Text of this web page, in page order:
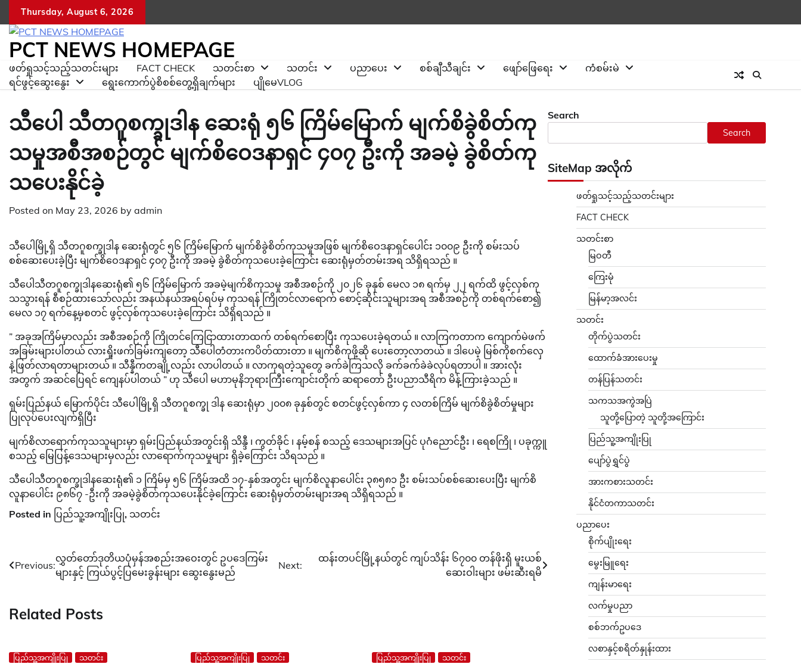
content
Thursday, August 6, 2026
PCT NEWS HOMEPAGE
ဖတ်ရှုသင့်သည့်သတင်းများ FACT CHECK သတင်းစာ သတင်း ပညာပေး စစ်ချီသီချင်း ဖျော်ဖြေရေး
ကံစမ်းမဲ
ရင်ဖွင့်ဆွေးနွေး
ရွေးကောက်ပွဲစိစစ်တွေ့ရှိချက်များ ပျိုမေVLOG
သီပေါ သီတဂူစက္ခုဒါန ဆေးရုံ ၅၆ ကြိမ်မြောက် မျက်စိခွဲစိတ်ကု
သမှုအစီအစဉ်တွင် မျက်စိဝေဒနာရှင် ၄၀၇ ဦးကို အခမဲ့ ခွဲစိတ်ကု
သပေးနိုင်ခဲ့
Posted on May 23, 2026 by admin
သီပေါမြို့ရှိ သီတဂူစက္ခုဒါန ဆေးရုံတွင် ၅၆ ကြိမ်မြောက် မျက်စိခွဲစိတ်ကုသမှုအဖြစ် မျက်စိဝေဒနာရှင်ပေါင်း ၁၀၀၉ ဦးကို စမ်းသပ်
စစ်ဆေးပေးခဲ့ပြီး မျက်စိဝေဒနာရှင် ၄၀၇ ဦးကို အခမဲ့ ခွဲစိတ်ကုသပေးခဲ့ကြောင်း ဆေးရုံမှတ်တမ်းအရ သိရှိရသည် ။
သီပေါသီတဂူစက္ခုဒါနဆေးရုံ၏ ၅၆ ကြိမ်မြောက် အခမဲ့မျက်စိကုသမှု အစီအစဉ်ကို ၂၀၂၆ ခုနှစ် မေလ ၁၈ ရက်မှ ၂၂ ရက်ထိ ဖွင့်လှစ်ကု
သသွားရန် စီစဉ်ထားသော်လည်း အနယ်နယ်အရပ်ရပ်မှ ကုသရန် ကြိုတင်လာရောက် စောင့်ဆိုင်းသူများအရ အစီအစဉ်ကို တစ်ရက်စော၍
မေလ ၁၇ ရက်နေ့မှစတင် ဖွင့်လှစ်ကုသပေးခဲ့ကြောင်း သိရှိရသည် ။
” အခုအကြိမ်မှာလည်း အစီအစဉ်ကို ကြိုတင်ကြေငြာထားတာထက် တစ်ရက်စောပြီး ကုသပေးခဲ့ရတယ် ။ လာကြကတာက ကျောက်မဲဖက်
အခြမ်းများပါတယ် လားရှိုးဖက်ခြမ်းကျတော့ သီပေါတံတားကပိတ်ထားတာ ။ မျက်စိကုဖို့ဆို ပေးတော့လာတယ် ။ ဒါပေမဲ့ မြစ်ကိုစက်လှေ
နဲ့ဖြတ်လာရတာများတယ် ။ သီန္နီကတချို့လည်း လာပါတယ် ။ လာကုရတဲ့သူတွေ ခက်ခဲကြသလို ခက်ခက်ခဲခဲလုပ်ရတာပါ ။ အားလုံး
အတွက် အဆင်ပြေရင် ကျေနပ်ပါတယ် ” ဟု သီပေါ မဟာမုနိဘုရားကြီးကျောင်းတိုက် ဆရာတော် ဦးပညာသီရိက မိန့်ကြားခဲ့သည် ။
ရှမ်းပြည်နယ် မြောက်ပိုင်း သီပေါမြို့ရှိ သီတဂူစက္ခု ဒါန ဆေးရုံမှာ ၂၀၀၈ ခုနှစ်တွင် စတင်ဖွင့်လှစ်ကာ ၄ လတစ်ကြိမ် မျက်စိခွဲစိတ်မှုများ
ပြုလုပ်ပေးလျက်ရှိပြီး
မျက်စိလာရောက်ကုသသူများမှာ ရှမ်းပြည်နယ်အတွင်းရှိ သိန္ဒီ ၊ ကွတ်ခိုင် ၊ နမ့်စန် စသည့် ဒေသများအပြင် ပုဂံညောင်ဦး ၊ ရေစကြို ၊ ပခုက္ကူ
စသည့် မြေပြန့်ဒေသများမှလည်း လာရောက်ကုသမှုများ ရှိခဲ့ကြောင်း သိရသည် ။
သီပေါသီတဂူစက္ခုဒါနဆေးရုံ၏ ၁ ကြိမ်မှ ၅၆ ကြိမ်အထိ ၁၇-နှစ်အတွင်း မျက်စိလူနာပေါင်း ၃၈၅၈၁ ဦး စမ်းသပ်စစ်ဆေးပေးပြီး မျက်စိ
လူနာပေါင်း ၉၈၆၇ -ဦးကို အခမဲ့ခွဲစိတ်ကုသပေးနိုင်ခဲ့ကြောင်း ဆေးရုံမှတ်တမ်းများအရ သိရှိရသည် ။
Posted in ပြည်သူ့အကျိုးပြု, သတင်း
Post
navigation
Previous:
လွှတ်တော်ဒုတိယပုံမှန်အစည်းအဝေးတွင် ဥပဒေကြမ်း
များနှင့် ကြယ်ပွင့်ပြမေးခွန်းများ ဆွေးနွေးမည်
Next:
ထန်းတပင်မြို့နယ်တွင် ကျပ်သိန်း ၆၇၀၀ တန်ဖိုးရှိ မူးယစ်
ဆေးဝါးများ ဖမ်းဆီးရမိ
Related Posts
ပြည်သူ့အကျိုးပြု သတင်း ပြည်သူ့အကျိုးပြု သတင်း ပြည်သူ့အကျိုးပြု သတင်း
Search
Search
SiteMap အလိုက်
ဖတ်ရှုသင့်သည့်သတင်းများ
FACT CHECK
သတင်းစာ
မြဝတီ
ကြေးမုံ
မြန်မာ့အလင်း
သတင်း
တိုက်ပွဲသတင်း
ထောက်ခံအားပေးမှု
တန်ပြန်သတင်း
သကသအကွဲအပြဲ
သူတို့ပြောတဲ့ သူတို့အကြောင်း
ပြည်သူ့အကျိုးပြု
ပျော်ပွဲရွှင်ပွဲ
အားကစားသတင်း
နိုင်ငံတကာသတင်း
ပညာပေး
စိုက်ပျိုးရေး
မွေးမြူရေး
ကျန်းမာရေး
လက်မှုပညာ
စစ်ဘက်ဥပဒေ
လစာနှင့်စရိတ်နှုန်းထား